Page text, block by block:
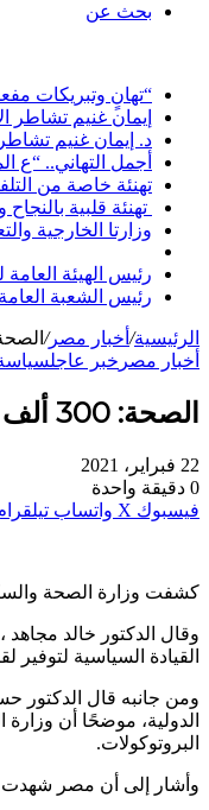
بحث عن
“تهانٍ وتبريكات
إيمان غنيم تشاطر
د. إيمان غنيم
أجمل التهاني.. “ع
تهنئة خاصة من
تهنئة قلبية بالنجاح
وزارتا الخارجية
رئيس الهيئة
رئيس الشعبة
الرئيسية/ أخبار مصر/ الصحة: 300 ألف جرعة من لقاح كورونا الصينى تصل
أخبار مصر خبر عاجل
الصحة: 300 ألف جرعة من لقاح كورونا الصينى تصل مساء اليوم للقاهرة
22 فبراير، 2021
0 دقيقة واحدة
فيسبوك ‫X واتساب
كشفت وزارة الصحة والسكان عن
وقال الدكتور خالد
القيادة السياسية
ومن جانبه قال الدكتور
الدولية، موضحًا أن
البروتوكولات.
وأشار إلى أن مصر شهدت